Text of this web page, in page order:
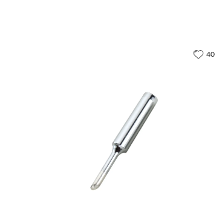
40